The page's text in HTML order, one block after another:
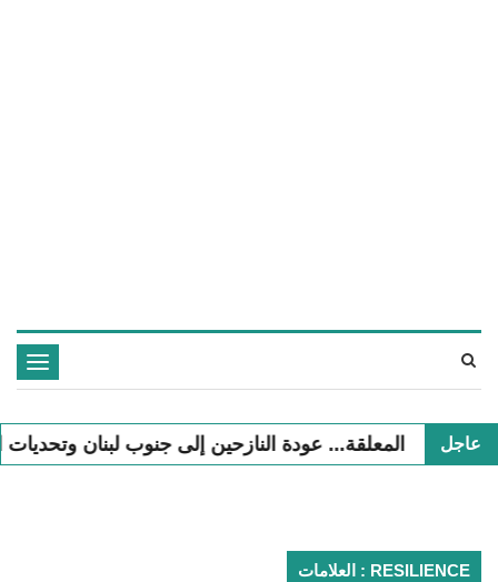
Toggle
navigation
عاجل عودة النازحين إلى جنوب لبنان وتحديات التعافي نبض
العلامات : RESILIENCE